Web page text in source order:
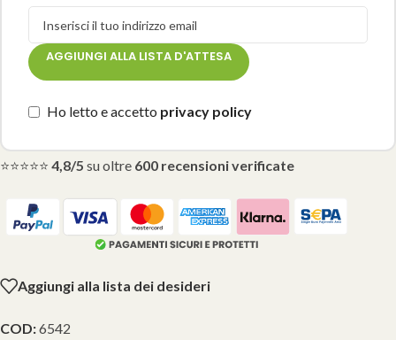
AGGIUNGI ALLA LISTA D'ATTESA
Ho letto e accetto privacy policy
⭐⭐⭐⭐⭐ 4,8/5 su oltre 600 recensioni verificate
Aggiungi alla lista dei desideri
COD:6542